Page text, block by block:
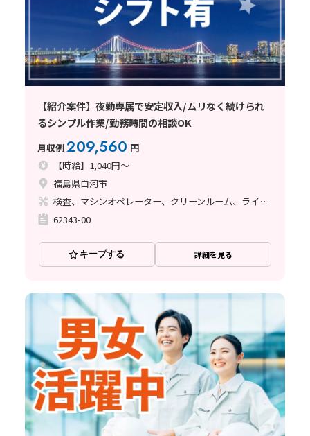
【紹介案件】夜勤専属で安定収入/ムリなく続けられ
るシンプル作業/勤務時間の相談OK
月収例209,560 円
【時給】1,040円～
福島県白河市
検査、マシンオペレーター、クリーンルーム、ライン作業
62343-00
キープする 詳細を見る